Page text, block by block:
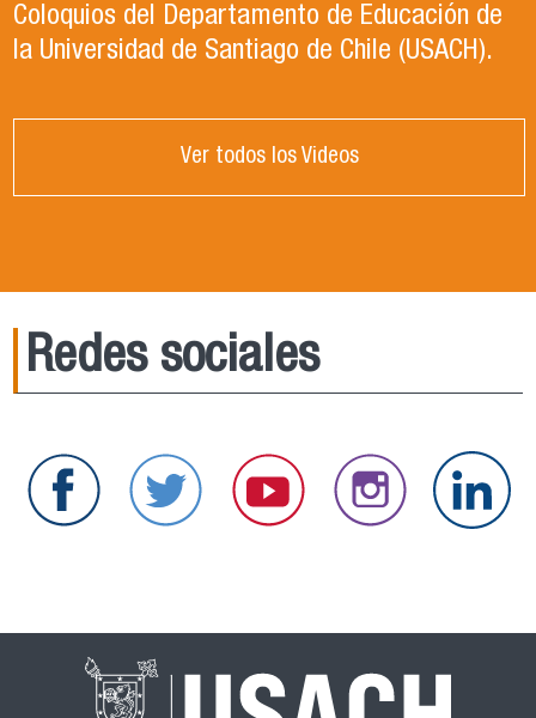
Coloquios del Departamento de Educación de
la Universidad de Santiago de Chile (USACH).
Ver todos los Videos
Redes sociales